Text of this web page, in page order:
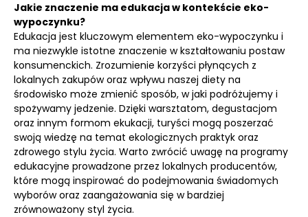
Jakie znaczenie ma edukacja w kontekście eko-
wypoczynku?
Edukacja jest kluczowym elementem eko-wypoczynku i
ma niezwykle istotne znaczenie w kształtowaniu postaw
konsumenckich. Zrozumienie korzyści płynących z
lokalnych zakupów oraz wpływu naszej diety na
środowisko może zmienić sposób, w jaki podróżujemy i
spożywamy jedzenie. Dzięki warsztatom, degustacjom
oraz innym formom ekukacji, turyści mogą poszerzać
swoją wiedzę na temat ekologicznych praktyk oraz
zdrowego stylu życia. Warto zwrócić uwagę na programy
edukacyjne prowadzone przez lokalnych producentów,
które mogą inspirować do podejmowania świadomych
wyborów oraz zaangażowania się w bardziej
zrównoważony styl życia.